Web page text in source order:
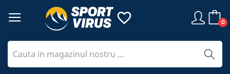
0
favorite_border